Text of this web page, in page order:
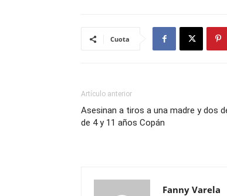
Cuota
Artículo anterior
Asesinan a tiros a una madre y dos
de 4 y 11 años Copán
Fanny Varela